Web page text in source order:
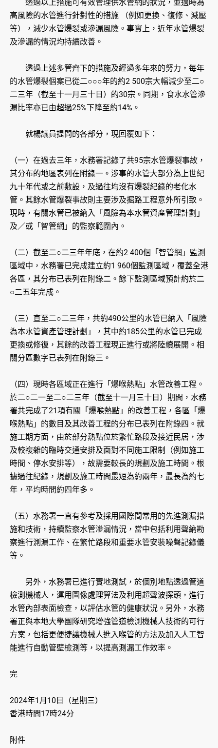
透過以上措施可有效管理供水管網的狀況，並適時為
高風險的水管進行針對性的措施 （例如更換、復修、減壓
等），減少水管爆裂或滲漏風險。事實上，近年水管爆裂
及滲漏的情況均持續改善。
透過上述多管齊下的措施及經過多年來的努力，每年
的水管爆裂個案已從二○○○年的約2 500宗大幅減少至二○
二三年（截至十一月三十日）的30宗。同期，食水水管滲
漏比率亦已由超過25%下降至約14%。
就楊議員提問的各部分，現回覆如下：
（一）在過去三年，水務署記錄了共95宗水管爆裂事故，
其分布的地區表列在附錄一。涉事的水管大部分為上世紀
九十年代或之前敷設，及過往均沒有爆裂紀錄的老化水
管。其餘水管爆裂事故則主要涉及掘路工程意外所引致。
現時，有關水管已被納入「風險為本水管資產管理計劃」
及／或「智管網」的監察範圍內。
（二）截至二○二三年年底，在約2 400個「智管網」監測
區域中，水務署已完成建立約1 960個監測區域，覆蓋全港
各區，其分布已表列在附錄二。餘下監測區域預計約於二
○二五年完成。
（三）直至二○二三年，共約490公里的水管已納入「風險
為本水管資產管理計劃」，其中約185公里的水管已完成
更換或修復，其餘的改善工程現正進行或將陸續展開。相
關分區數字已表列在附錄三。
（四）現時各區域正在進行「爆喉熱點」水管改善工程。
於二○二一至二○二三年（截至十一月三十日）期間，水務
署共完成了21項有關「爆喉熱點」的改善工程，各區「爆
喉熱點」的數目及其改善工程的分布已表列在附錄四。就
施工期方面，由於部分熱點位於繁忙路段及接近民居，涉
及較複雜的臨時交通安排及面對不同施工限制（例如施工
時間、停水安排等），故需要較長的規劃及施工時間。根
據過往紀錄，規劃及施工時間最短為約兩年，最長為約七
年，平均時間約四年多。
（五）水務署一直有參考及採用國際間常用的先進測漏措
施和技術，持續監察水管滲漏情況，當中包括利用聲納勘
察進行測漏工作、在繁忙路段和重要水管安裝噪聲記錄儀
等。
另外，水務署已進行實地測試，於個別地點透過管道
檢測機械人，運用圖像處理算法及利用超聲波探頭，進行
水管內部表面檢查，以評估水管的健康狀況。另外，水務
署正與本地大學團隊研究增強管道檢測機械人技術的可行
方案，包括更便捷讓機械人進入喉管的方法及加入人工智
能進行自動管壁檢測等，以提高測漏工作效率。
完
2024年1月10日（星期三）
香港時間17時24分
附件